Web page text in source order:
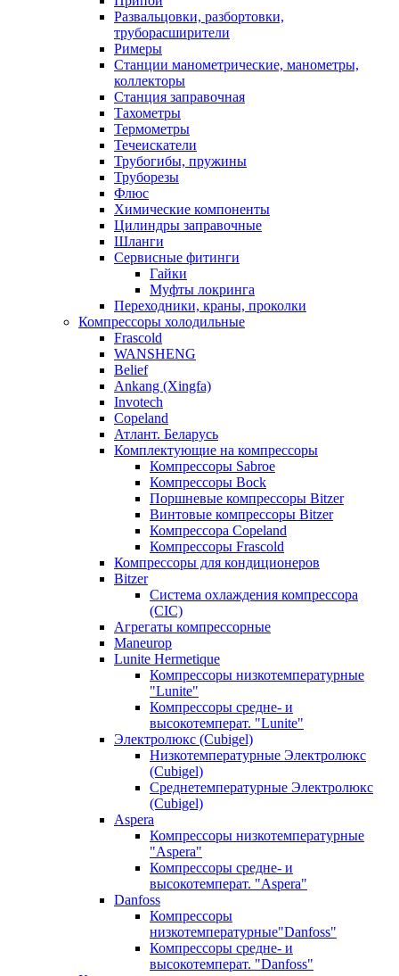
Развальцовки, разбортовки,
труборасширители
Римеры
Станции манометрические, манометры,
коллекторы
Станция заправочная
Тахометры
Термометры
Течеискатели
Трубогибы, пружины
Труборезы
Флюс
Химические компоненты
Цилиндры заправочные
Шланги
Сервисные фитинги
Гайки
Муфты локринга
Переходники, краны, проколки
Компрессоры холодильные
Frascold
WANSHENG
Belief
Ankang (Xingfa)
Invotech
Copeland
Атлант. Беларусь
Комплектующие на компрессоры
Компрессоры Sabroe
Компрессоры Bock
Поршневые компрессоры Bitzer
Винтовые компрессоры Bitzer
Компрессора Copeland
Компрессоры Frascold
Компрессоры для кондиционеров
Bitzer
Система охлаждения компрессора
(CIC)
Агрегаты компрессорные
Maneurop
Lunite Hermetique
Компрессоры низкотемпературные
"Lunite"
Компрессоры средне- и
высокотемперат. "Lunite"
Электролюкс (Cubigel)
Низкотемпературные Электролюкс
(Cubigel)
Среднетемпературные Электролюкс
(Cubigel)
Aspera
Компрессоры низкотемпературные
"Aspera"
Компрессоры средне- и
высокотемперат. "Aspera"
Danfoss
Компрессоры
низкотемпературные"Danfoss"
Компрессоры средне- и
высокотемперат. "Danfoss"